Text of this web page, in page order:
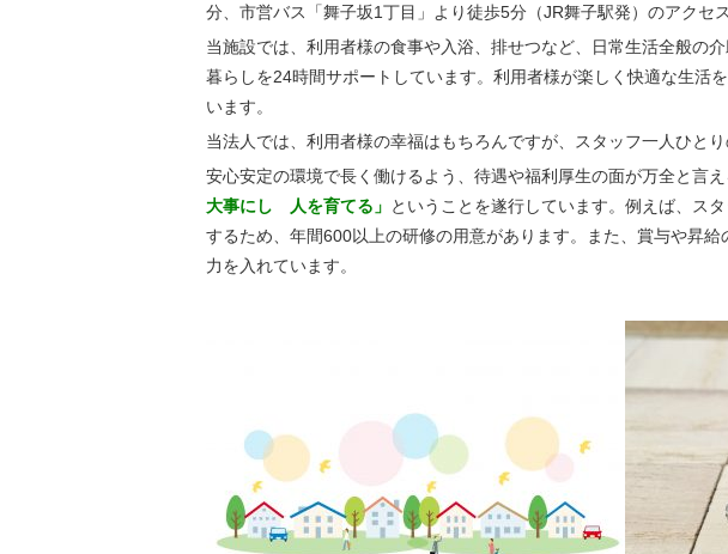
分、市営バス「舞子坂1丁目」より徒歩5分（JR舞子駅発）のアクセ
当施設では、利用者様の食事や入浴、排せつなど、日常生活全般の
暮らしを24時間サポートしています。利用者様が楽しく快適な生活
います。
当法人では、利用者様の幸福はもちろんですが、スタッフ一人ひと
安心安定の環境で長く働けるよう、待遇や福利厚生の面が万全と言
大事にし 人を育てる」 ということを遂行しています。例えば、ス
するため、年間600以上の研修の用意があります。また、賞与や昇
力を入れています。